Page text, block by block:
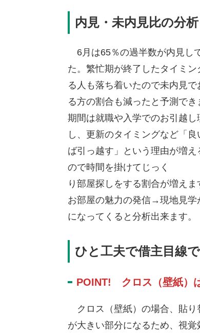
内見・未内見比の分析
6月は65％の過半数が内見し
た。繁忙期が終了したタイミン
る人も落ち着いたので未内見で
る方の割合も減ったと予測でき
期間は就職や入学でのお引越し
し、更新のタイミングなど「
ば引っ越す」という理由が増え
ので時間を掛けてじっく
り部屋探しをする割合が増えま
お部屋の魅力の発信→現地見学
になってくると分析出来ます。
ひと工夫で借主目線
POINT! クロス（壁紙）
クロス（壁紙）の場合、貼り
が大きい部分になるため、視